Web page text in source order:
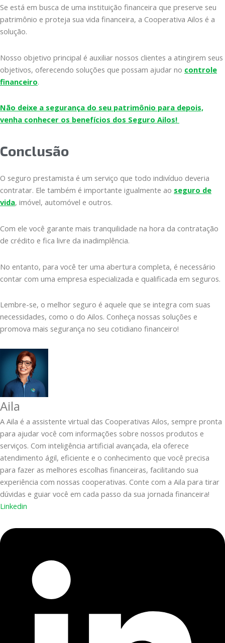
Se está em busca de uma instituição financeira que preserve seu
patrimônio e proteja sua vida financeira, a Cooperativa Ailos é a
solução.
Nosso objetivo principal é auxiliar nossos clientes a atingirem seus
objetivos, oferecendo soluções que possam ajudar no controle
financeiro.
Não deixe a segurança do seu patrimônio para depois,
venha conhecer os benefícios dos Seguro Ailos!
Conclusão
O seguro prestamista é um serviço que todo indivíduo deveria
contratar. Ele também é importante igualmente ao seguro de
vida, imóvel, automóvel e outros.
Com ele você garante mais tranquilidade na hora da contratação
de crédito e fica livre da inadimplência.
No entanto, para você ter uma abertura completa, é necessário
contar com uma empresa especializada e qualificada em seguros.
Lembre-se, o melhor seguro é aquele que se integra com suas
necessidades, como o do Ailos. Conheça nossas soluções e
promova mais segurança no seu cotidiano financeiro!
Aila
A Aila é a assistente virtual das Cooperativas Ailos, sempre pronta
para ajudar você com informações sobre nossos produtos e
serviços. Com inteligência artificial avançada, ela oferece
atendimento ágil, eficiente e o conhecimento que você precisa
para fazer as melhores escolhas financeiras, facilitando sua
experiência com nossas cooperativas. Conte com a Aila para tirar
dúvidas e guiar você em cada passo da sua jornada financeira!
Linkedin